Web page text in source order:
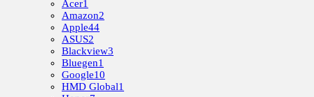
Acer1
Amazon2
Apple44
ASUS2
Blackview3
Bluegen1
Google10
HMD Global1